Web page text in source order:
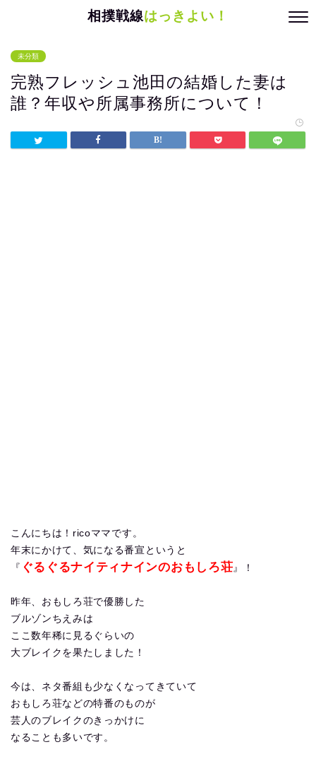
相撲戦線はっきよい！
未分類
完熟フレッシュ池田の結婚した妻は
誰？年収や所属事務所について！
こんにちは！ricoママです。
年末にかけて、気になる番宣というと
『 ぐるぐるナイティナインのおもしろ荘』！
昨年、おもしろ荘で優勝した
ブルゾンちえみは
ここ数年稀に見るぐらいの
大ブレイクを果たしました！
今は、ネタ番組も少なくなってきていて
おもしろ荘などの特番のものが
芸人のブレイクのきっかけに
なることも多いです。